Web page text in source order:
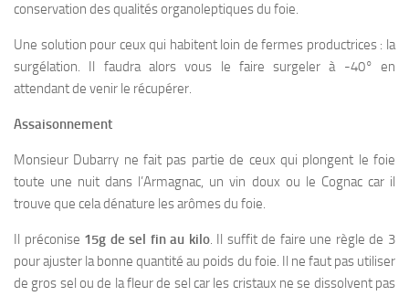
conservation des qualités organoleptiques du foie.
Une solution pour ceux qui habitent loin de fermes productrices : la
surgélation. Il faudra alors vous le faire surgeler à -40° en
attendant de venir le récupérer.
Assaisonnement
Monsieur Dubarry ne fait pas partie de ceux qui plongent le foie
toute une nuit dans l’Armagnac, un vin doux ou le Cognac car il
trouve que cela dénature les arômes du foie.
Il préconise 15g de sel fin au kilo. Il suffit de faire une règle de 3
pour ajuster la bonne quantité au poids du foie. Il ne faut pas utiliser
de gros sel ou de la fleur de sel car les cristaux ne se dissolvent pas